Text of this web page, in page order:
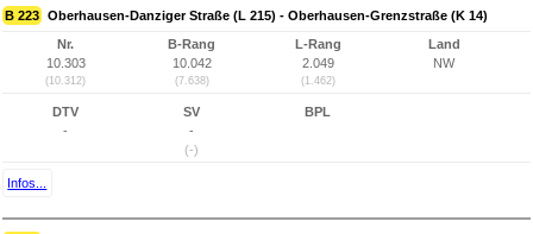
B 223 Oberhausen-Danziger Straße (L 215) - Oberhausen-Grenzstraße (K 14)
Nr.
10.303
(10.312)
B-Rang
10.042
(7.638)
L-Rang
2.049
(1.462)
Land
NW
DTV
-
SV
-
(-)
BPL
Infos...